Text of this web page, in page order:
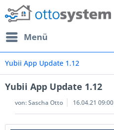
Menü
Yubii App Update 1.12
Yubii App Update 1.12
von:Sascha Otto 16.04.21 09:00